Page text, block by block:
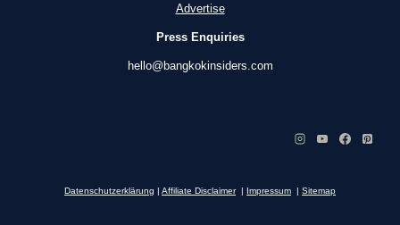
Advertise
Press Enquiries
hello@bangkokinsiders.com
Datenschutzerklärung | Affiliate Disclaimer | Impressum | Sitemap